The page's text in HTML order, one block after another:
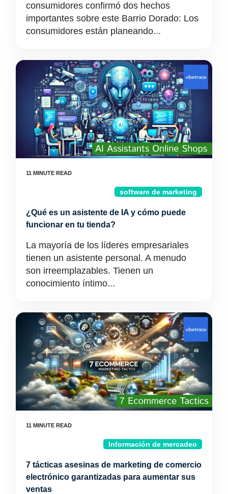
consumidores confirmó dos hechos
importantes sobre este Barrio Dorado: Los
consumidores están planeando...
software de marketing
¿Qué es un asistente de IA y cómo puede
funcionar en tu tienda?
La mayoría de los líderes empresariales
tienen un asistente personal. A menudo
son irreemplazables. Tienen un
conocimiento íntimo...
Información de mercadeo
7 tácticas asesinas de marketing de comercio
electrónico garantizadas para aumentar sus
ventas